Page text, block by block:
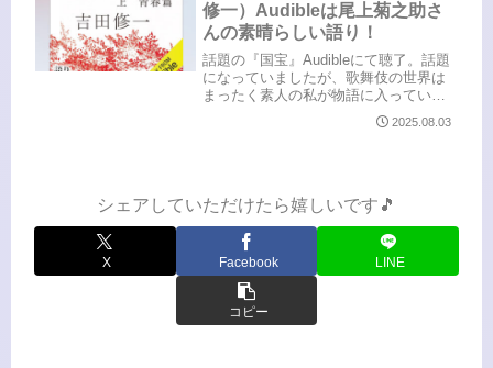
修一）Audibleは尾上菊之助さ
んの素晴らしい語り！
話題の『国宝』Audibleにて聴了。話題
になっていましたが、歌舞伎の世界は
まったく素人の私が物語に入っていけ
るのか？そんな不安も抱えながらの始
まりでした。紙の本も考えました。電
2025.08.03
シェアしていただけたら嬉しいです🎵
X Facebook LINE
コピー